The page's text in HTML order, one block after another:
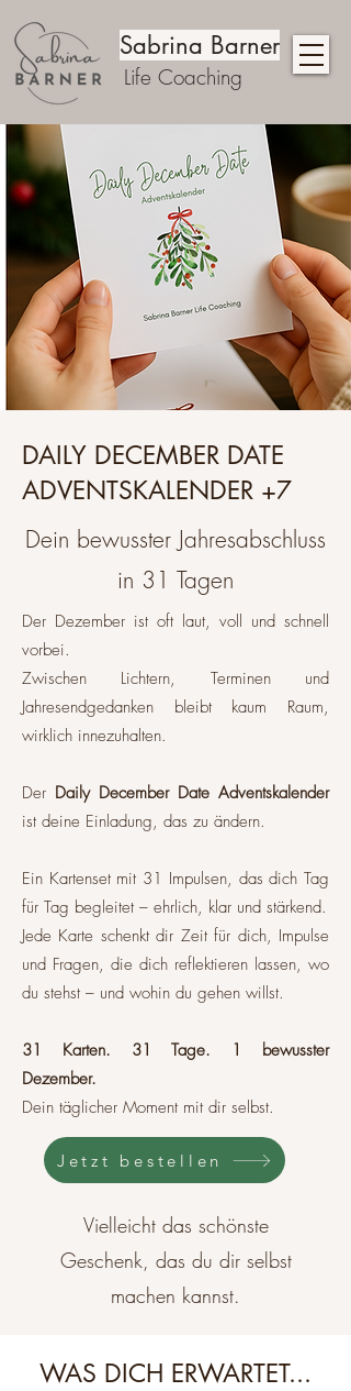
Sabrina Barner
Life Coaching
DAILY DECEMBER DATE
ADVENTSKALENDER +7
Dein bewusster Jahresabschluss
in 31 Tagen
Der Dezember ist oft laut, voll und schnell
vorbei.
Zwischen Lichtern, Terminen und
Jahresendgedanken bleibt kaum Raum,
wirklich innezuhalten.
Der Daily December Date Adventskalender
ist deine Einladung, das zu ändern.
Ein Kartenset mit 31 Impulsen, das dich Tag
für Tag begleitet – ehrlich, klar und stärkend.
Jede Karte schenkt dir Zeit für dich, Impulse
und Fragen, die dich reflektieren lassen, wo
du stehst – und wohin du gehen willst.
31 Karten. 31 Tage. 1 bewusster
Dezember.
Dein täglicher Moment mit dir selbst.
Jetzt bestellen
Vielleicht das schönste
Geschenk, das du dir selbst
machen kannst.
WAS DICH ERWARTET...